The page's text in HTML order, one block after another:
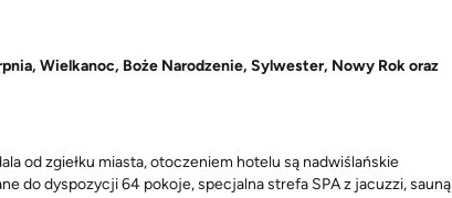
Wielkanoc, Boże Narodzenie, Sylwester, Nowy Rok oraz
od zgiełku miasta, otoczeniem hotelu są nadwiślańskie
do dyspozycji 64 pokoje, specjalna strefa SPA z jacuzzi, sauną